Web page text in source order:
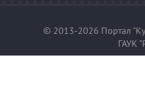
© 2013-2026 Портал
ГАУК